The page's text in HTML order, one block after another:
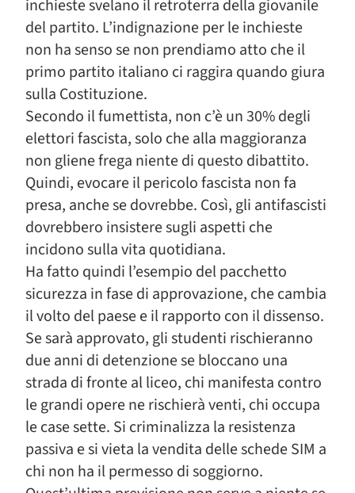
inchieste svelano il retroterra della giovanile
del partito. L’indignazione per le inchieste
non ha senso se non prendiamo atto che il
primo partito italiano ci raggira quando giura
sulla Costituzione.
Secondo il fumettista, non c’è un 30% degli
elettori fascista, solo che alla maggioranza
non gliene frega niente di questo dibattito.
Quindi, evocare il pericolo fascista non fa
presa, anche se dovrebbe. Così, gli antifascisti
dovrebbero insistere sugli aspetti che
incidono sulla vita quotidiana.
Ha fatto quindi l’esempio del pacchetto
sicurezza in fase di approvazione, che cambia
il volto del paese e il rapporto con il dissenso.
Se sarà approvato, gli studenti rischieranno
due anni di detenzione se bloccano una
strada di fronte al liceo, chi manifesta contro
le grandi opere ne rischierà venti, chi occupa
le case sette. Si criminalizza la resistenza
passiva e si vieta la vendita delle schede SIM a
chi non ha il permesso di soggiorno.